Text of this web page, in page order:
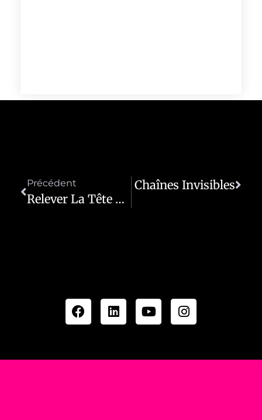
Précédent
Relever La Tête Quand Tout Vacille
Suivant Brise Les Chaînes Invisibles